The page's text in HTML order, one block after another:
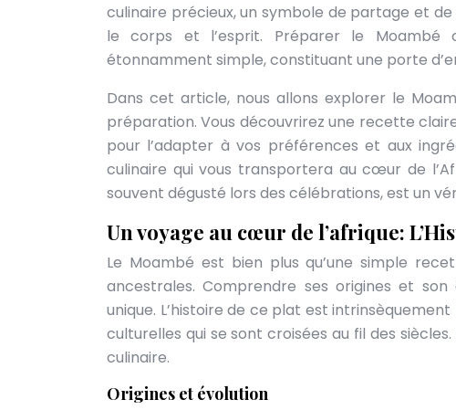
culinaire précieux, un symbole de partage et
le corps et l’esprit. Préparer le Moambé
étonnamment simple, constituant une porte
Dans cet article, nous allons explorer le
préparation. Vous découvrirez une recette
pour l’adapter à vos préférences et aux
culinaire qui vous transportera au cœur de
souvent dégusté lors des célébrations, est un
Un voyage au cœur de l’afrique:
Le Moambé est bien plus qu’une simple
ancestrales. Comprendre ses origines et
unique. L’histoire de ce plat est
culturelles qui se sont croisées au fil des
culinaire.
Origines et évolution